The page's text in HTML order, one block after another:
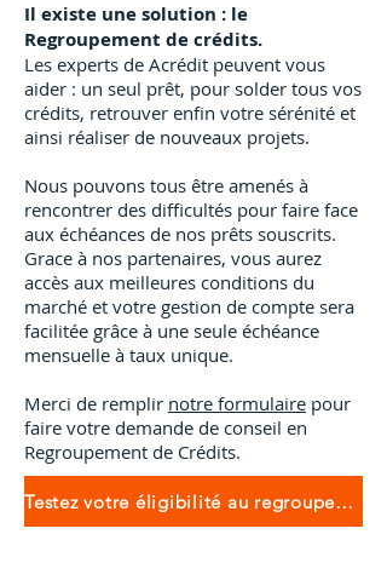
Il existe une solution : le
Regroupement de crédits.
Les experts de Acrédit peuvent vous
aider : un seul prêt, pour solder tous vos
crédits, retrouver enfin votre sérénité et
ainsi réaliser de nouveaux projets.
Nous pouvons tous être amenés à
rencontrer des difficultés pour faire face
aux échéances de nos prêts souscrits.
Grace à nos partenaires, vous aurez
accès aux meilleures conditions du
marché et votre gestion de compte sera
facilitée grâce à une seule échéance
mensuelle à taux unique.
Merci de remplir notre formulaire pour
faire votre demande de conseil en
Regroupement de Crédits.
Testez votre éligibilité au regroupement de crédits